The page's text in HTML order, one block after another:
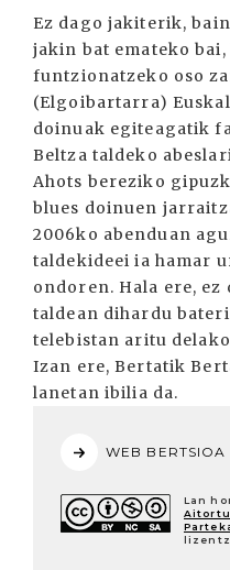
Ez dago jakiterik,
jakin bat emateko
funtzionatzeko oso
(Elgoibartarra)
doinuak egiteagatik
Beltza taldeko
Ahots bereziko
blues doinuen
2006ko abenduan
taldekideei ia hamar
ondoren. Hala ere, ez
taldean dihardu
telebistan aritu
Izan ere, Bertatik
lanetan ibilia da.
WEB
Lan